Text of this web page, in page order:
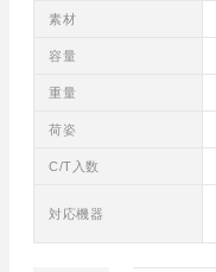
素材
容量
重量
荷姿
C/T入数
対応機器